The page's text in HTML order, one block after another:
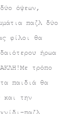
όψεων,
παζλ δύο
φίλοι θα
ήρωα
τρόπο
παιδιά θα
και την
παζλ